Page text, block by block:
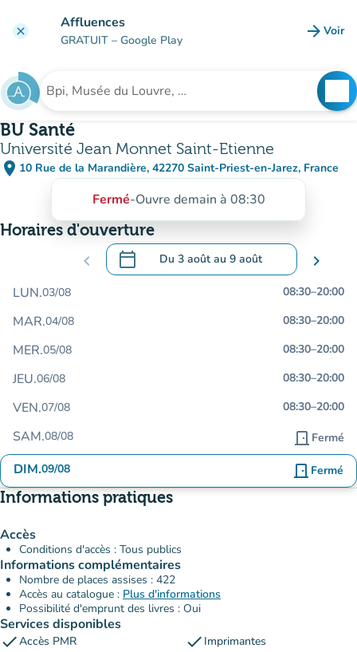
clear Affluences
GRATUIT – Google Play arrow_forward Voir
Rechercher un établissement
BU Santé
Université Jean Monnet Saint-Etienne
place 10 Rue de la Marandière, 42270 Saint-Priest-en-Jarez, France
(ouvrir dans Google Maps)
(nouvel onglet)
Fermé-Ouvre demain à 08:30
Horaires d'ouverture
chevron_left calendar_today Du 3 aoûtau 9 août
.Ouvrir le calendrier pour changer de
chevron_right
LUN.03/08 08:30–20:00
MAR.04/08 08:30–20:00
MER.05/08 08:30–20:00
JEU.06/08 08:30–20:00
VEN.07/08 08:30–20:00
SAM.08/08 door_front Fermé
DIM.09/08 door_front Fermé
Informations pratiques
Accès
Conditions d'accès : Tous publics
Informations complémentaires
Nombre de places assises : 422
Accès au catalogue : Plus d'informations
Possibilité d'emprunt des livres : Oui
Services disponibles
checkAccès PMR check Imprimantes